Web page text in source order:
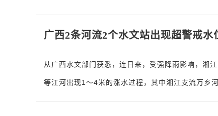
广西2条河流2个水文站出现超警戒水
从广西水文部门获悉，连日来，受强降雨影响，湘
等江河出现1～4米的涨水过程，其中湘江支流万乡